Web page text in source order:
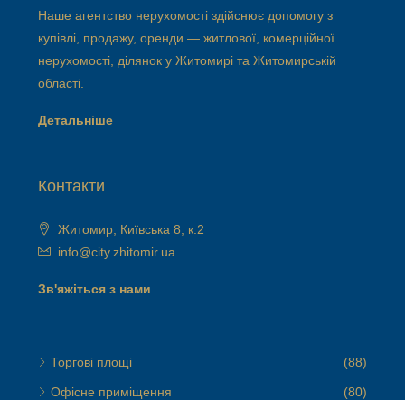
Наше агентство нерухомості здійснює допомогу з
купівлі, продажу, оренди — житлової, комерційної
нерухомості, ділянок у Житомирі та Житомирській
області.
Детальніше
Контакти
Житомир, Київська 8, к.2
info@city.zhitomir.ua
Зв'яжіться з нами
Торгові площі (88)
Офісне приміщення (80)